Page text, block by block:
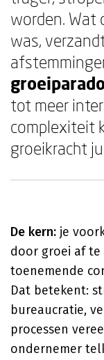
worden. Wat
was,
tot meer
complexiteit
groeikracht
De kern: je
door groei af te
toenemende
Dat betekent:
bureaucratie,
processen
ondernemer